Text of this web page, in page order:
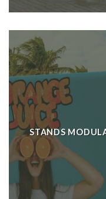
STANDS